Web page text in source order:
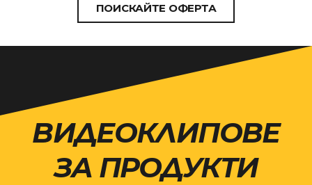
ПОИСКАЙТЕ ОФЕРТА
ВИДЕОКЛИПОВЕ
ЗА ПРОДУКТИ